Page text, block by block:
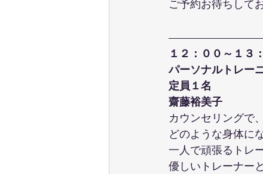
ご予約お待ちして
１２：００～１３
パーソナルトレー
定員１名
齋藤裕美子
カウンセリングで
どのような身体に
一人で頑張るトレ
優しいトレーナー